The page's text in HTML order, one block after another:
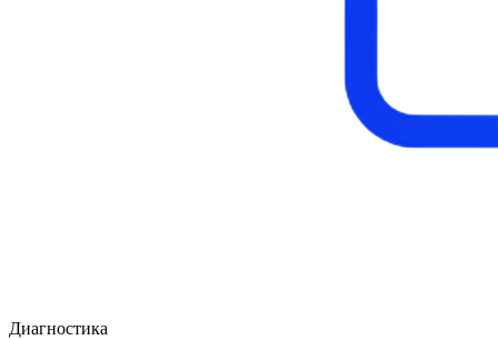
Диагностика